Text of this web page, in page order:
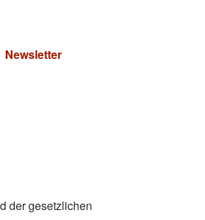
Newsletter
der gesetzlichen